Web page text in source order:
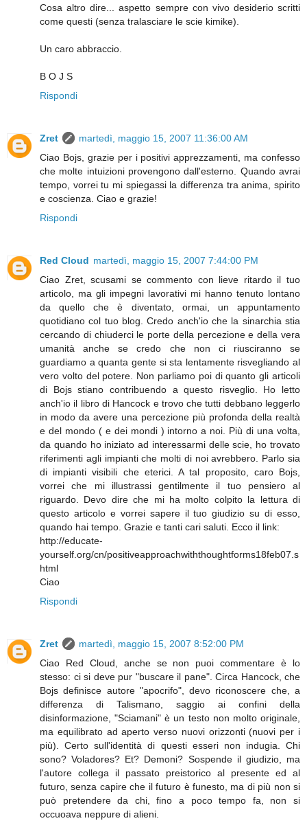
Cosa altro dire... aspetto sempre con vivo desiderio scritti
come questi (senza tralasciare le scie kimike).
Un caro abbraccio.
B O J S
Rispondi
Zret
martedì, maggio 15, 2007 11:36:00 AM
Ciao Bojs, grazie per i positivi apprezzamenti, ma confesso
che molte intuizioni provengono dall'esterno. Quando avrai
tempo, vorrei tu mi spiegassi la differenza tra anima, spirito
e coscienza. Ciao e grazie!
Rispondi
Red Cloud martedì, maggio 15, 2007 7:44:00 PM
Ciao Zret, scusami se commento con lieve ritardo il tuo
articolo, ma gli impegni lavorativi mi hanno tenuto lontano
da quello che è diventato, ormai, un appuntamento
quotidiano col tuo blog. Credo anch'io che la sinarchia stia
cercando di chiuderci le porte della percezione e della vera
umanità anche se credo che non ci riusciranno se
guardiamo a quanta gente si sta lentamente risvegliando al
vero volto del potere. Non parliamo poi di quanto gli articoli
di Bojs stiano contribuendo a questo risveglio. Ho letto
anch'io il libro di Hancock e trovo che tutti debbano leggerlo
in modo da avere una percezione più profonda della realtà
e del mondo ( e dei mondi ) intorno a noi. Più di una volta,
da quando ho iniziato ad interessarmi delle scie, ho trovato
riferimenti agli impianti che molti di noi avrebbero. Parlo sia
di impianti visibili che eterici. A tal proposito, caro Bojs,
vorrei che mi illustrassi gentilmente il tuo pensiero al
riguardo. Devo dire che mi ha molto colpito la lettura di
questo articolo e vorrei sapere il tuo giudizio su di esso,
quando hai tempo. Grazie e tanti cari saluti. Ecco il link:
http://educate-
yourself.org/cn/positiveapproachwiththoughtforms18feb07.s
html
Ciao
Rispondi
Zret
martedì, maggio 15, 2007 8:52:00 PM
Ciao Red Cloud, anche se non puoi commentare è lo
stesso: ci si deve pur "buscare il pane". Circa Hancock, che
Bojs definisce autore "apocrifo", devo riconoscere che, a
differenza di Talismano, saggio ai confini della
disinformazione, "Sciamani" è un testo non molto originale,
ma equilibrato ad aperto verso nuovi orizzonti (nuovi per i
più). Certo sull'identità di questi esseri non indugia. Chi
sono? Voladores? Et? Demoni? Sospende il giudizio, ma
l'autore collega il passato preistorico al presente ed al
futuro, senza capire che il futuro è funesto, ma di più non si
può pretendere da chi, fino a poco tempo fa, non si
occuoava neppure di alieni.